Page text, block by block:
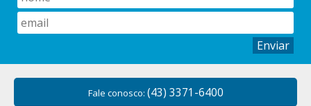
Enviar
Fale conosco: (43) 3371-6400